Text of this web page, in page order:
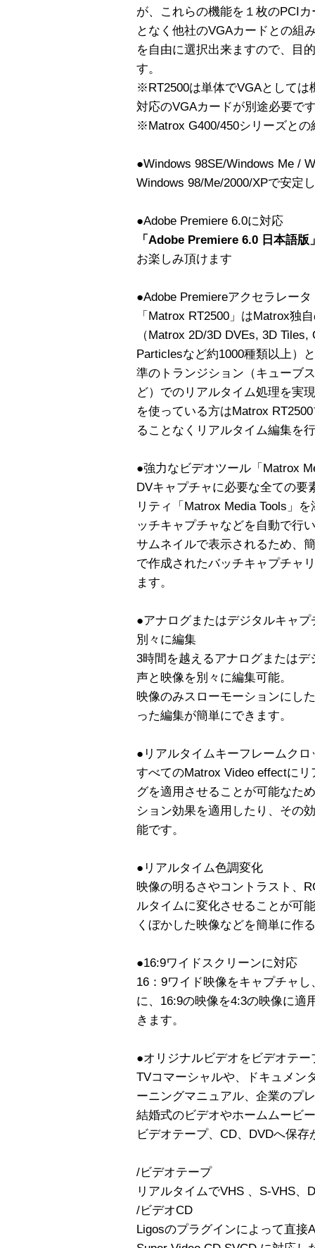
が、これらの機能を１枚のPCI
となく他社のVGAカードとの組
を自由に選択出来ますので、目
す。
※RT2500は単体でVGAとしては
対応のVGAカードが別途必要で
※Matrox G400/450シリーズと
●Windows 98SE/Windows Me /
Windows 98/Me/2000/XPで安定
●Adobe Premiere 6.0に対応
「Adobe Premiere 6.0 日本語版
お楽しみ頂けます
●Adobe Premiereアクセラレー
「Matrox RT2500」はMatrox独
（Matrox 2D/3D DVEs, 3D
Particlesなど約1000種類以上）
準のトランジション（キューブ
ど）でのリアルタイム処理を実
を使っている方はMatrox
ることなくリアルタイム編集を
●強力なビデオツール「Matrox
DVキャプチャに必要な全ての要
リティ「Matrox Media Tools」
ッチキャプチャなどを自動で行
サムネイルで表示されるため、
で作成されたバッチキャプチャ
ます。
●アナログまたはデジタルキャ
別々に編集
3時間を越えるアナログまたは
声と映像を別々に編集可能。
映像のみスローモーションにし
った編集が簡単にできます。
●リアルタイムキーフレームクロ
すべてのMatrox Video effectに
グを適用させることが可能なた
ション効果を適用したり、その
能です。
●リアルタイム色調変化
映像の明るさやコントラスト、
ルタイムに変化させることが可
くぼかした映像などを簡単に作
●16:9ワイドスクリーンに対応
16：9ワイド映像をキャプチャ
に、16:9の映像を4:3の映像に適
きます。
●オリジナルビデオをビデオテ
TVコマーシャルや、ドキュメン
ーニングマニュアル、企業のプ
結婚式のビデオやホームムービ
ビデオテープ、CD、DVDへ保存
/ビデオテープ
リアルタイムでVHS 、S-VHS、
/ビデオCD
Ligosのプラグインによって直接